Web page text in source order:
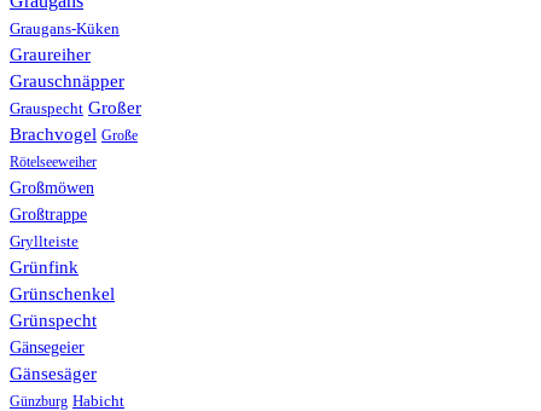
Graugans-Küken
Graureiher
Grauschnäpper
Grauspecht Großer
Brachvogel Große
Rötelseeweiher
Großmöwen
Großtrappe
Gryllteiste
Grünfink
Grünschenkel
Grünspecht
Gänsegeier
Gänsesäger
Günzburg Habicht